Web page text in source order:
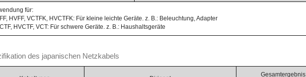
für:
HVFF, VCTFK, HVCTFK: Für kleine leichte Geräte. z. B.: Beleuchtung, Adapter
HVCTF, VCT: Für schwere Geräte. z. B.: Haushaltsgeräte
des japanischen Netzkabels
Gesamtergebnis